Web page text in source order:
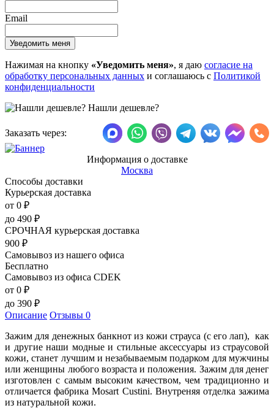
Email
Нажимая на кнопку «Уведомить меня», я даю согласие на
обработку персональных данных и соглашаюсь с Политикой
конфиденциальности
Нашли дешевле?
Заказать через:
Информация о доставке
Москва
Способы доставки
Курьерская доставка
от 0 ₽
до 490 ₽
СРОЧНАЯ курьерская доставка
900 ₽
Самовывоз из нашего офиса
Бесплатно
Самовывоз из офиса CDEK
от 0 ₽
до 390 ₽
Описание Отзывы 0
Зажим для денежных банкнот из кожи страуса (с его лап), как
и другие наши модные и стильные аксессуары из страусовой
кожи, станет лучшим и незабываемым подарком для мужчины
или женщины любого возраста и положения. Зажим для денег
изготовлен с самым высоким качеством, чем традиционно и
отличается фабрика Mosart Custini. Внутреняя отделка зажима
из натуральной кожи.